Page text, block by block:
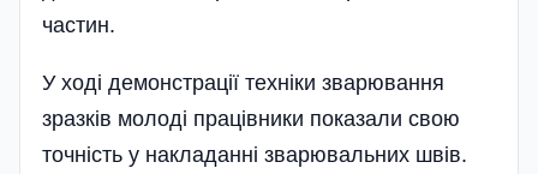
частин.
У ході демонстрації техніки зварювання
зразків молоді працівники показали свою
точність у накладанні зварювальних швів.